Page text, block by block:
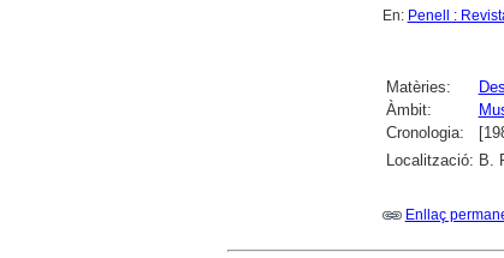
En: Penell :
Matèries:
Àmbit:
Cronologia:
Localització: B.
Enllaç